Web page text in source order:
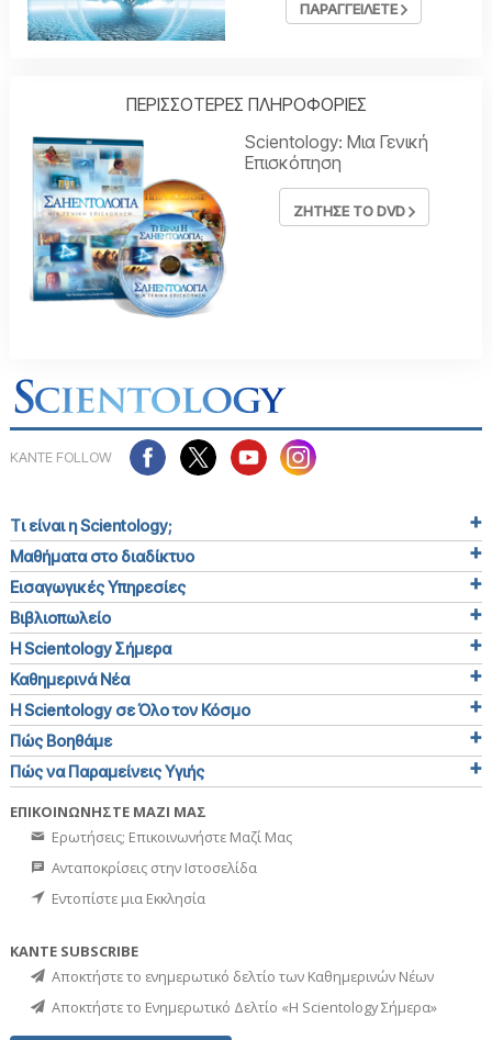
ΠΑΡΑΓΓΕΙΛΕΤΕ
ΠΕΡΙΣΣΟΤΕΡΕΣ ΠΛΗΡΟΦΟΡΙΕΣ
Scientology: Μια Γενική
Επισκόπηση
ΖΗΤΗΣΕ ΤΟ DVD
ΚΑΝΤΕ FOLLOW
Τι είναι η Scientology;
Μαθήματα στο διαδίκτυο
Εισαγωγικές Υπηρεσίες
Βιβλιοπωλείο
Η Scientology Σήμερα
Καθημερινά Νέα
Η Scientology σε Όλο τον Κόσμο
Πώς Βοηθάμε
Πώς να Παραμείνεις Υγιής
ΕΠΙΚΟΙΝΩΝΗΣΤΕ ΜΑΖΙ ΜΑΣ
Ερωτήσεις; Επικοινωνήστε Μαζί Μας
Ανταποκρίσεις στην Ιστοσελίδα
Εντοπίστε μια Εκκλησία
ΚΑΝΤΕ SUBSCRIBE
Αποκτήστε το ενημερωτικό δελτίο των Καθημερινών Νέων
Αποκτήστε το Ενημερωτικό Δελτίο «Η Scientology Σήμερα»